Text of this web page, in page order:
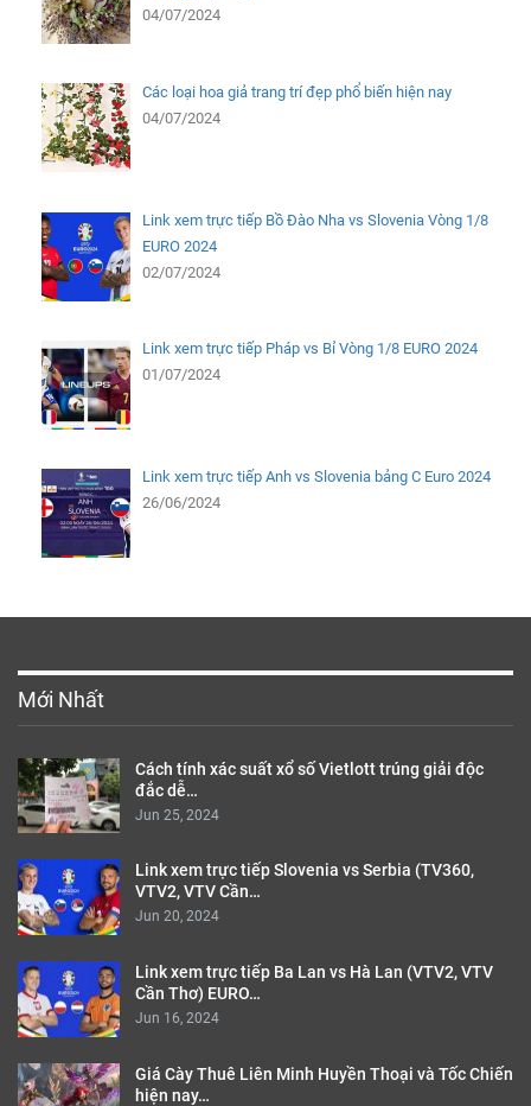
04/07/2024
Các loại hoa giả trang trí đẹp phổ biến hiện nay
04/07/2024
Link xem trực tiếp Bồ Đào Nha vs Slovenia Vòng 1/8
EURO 2024
02/07/2024
Link xem trực tiếp Pháp vs Bỉ Vòng 1/8 EURO 2024
01/07/2024
Link xem trực tiếp Anh vs Slovenia bảng C Euro 2024
26/06/2024
Mới Nhất
Cách tính xác suất xổ số Vietlott trúng giải độc
đắc dễ…
Jun 25, 2024
Link xem trực tiếp Slovenia vs Serbia (TV360,
VTV2, VTV Cần…
Jun 20, 2024
Link xem trực tiếp Ba Lan vs Hà Lan (VTV2, VTV
Cần Thơ) EURO…
Jun 16, 2024
Giá Cày Thuê Liên Minh Huyền Thoại và Tốc Chiến
hiện nay…